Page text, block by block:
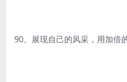
90、展现自己的风采，用加倍